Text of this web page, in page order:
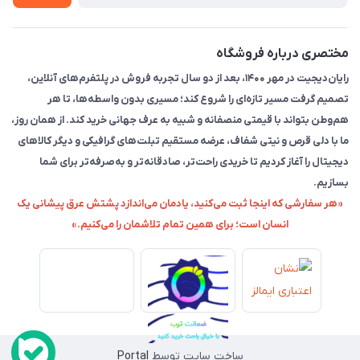
مختصری درباره فروشگاه
رایان‌دیجیت در مهر ۱۴۰۰، بعد از دو سال تجربه فروش در پلتفرم‌های آنلاین،
تصمیم گرفت مسیر تازه‌ای را شروع کند؛ مسیری بدون واسطه‌ها، تا هر
هم‌وطن بتواند با قیمتی منصفانه و شبیه به عرف جهانی خرید کند. از همان روز،
ما با دلی قرص و نیتی شفاف، عرضه مستقیم تبلت‌های گرافیکی و دیگر کالاهای
دیجیتال را آغاز کردیم تا خریدی راحت‌تر، صادقانه‌تر و به‌صرفه‌تر برای شما
بسازیم.
«هر سفارشی که اینجا ثبت می‌کنید، یادمان می‌اندازد پشتش عرق پیشانی یک
انسان است؛ برای همین تمام تلاشمان را می‌کنیم.»
ساخت سایت توسط Portal